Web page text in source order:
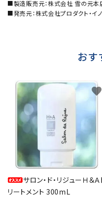
■製造販売元：株式会社 雪の元本
■発売元：株式会社プロダクト・イ
おす
サロン・ド・リジューＨ＆Ａ
リートメント 300mL
favorite